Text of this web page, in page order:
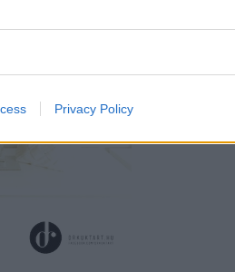
Privacy Policy